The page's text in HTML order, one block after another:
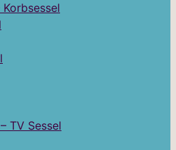
TV Sessel